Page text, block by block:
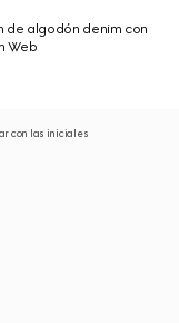
de algodón denim con
Web
con las iniciales